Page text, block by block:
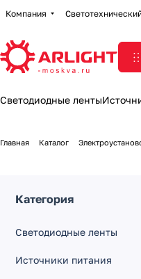
Компания
Светодиодные ленты
Главная Каталог
Категория
Светодиодные ленты
Источники питания